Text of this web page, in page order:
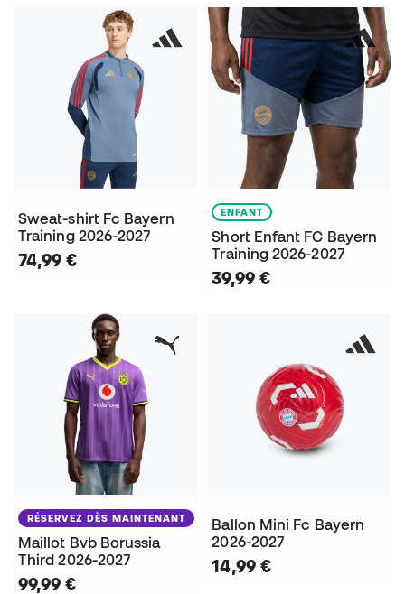
Sweat-shirt Fc Bayern
Training 2026-2027
74,99 €
ENFANT
Short Enfant FC Bayern
Training 2026-2027
39,99 €
RÉSERVEZ DÈS MAINTENANT
Maillot Bvb Borussia
Third 2026-2027
99,99 €
Ballon Mini Fc Bayern
2026-2027
14,99 €